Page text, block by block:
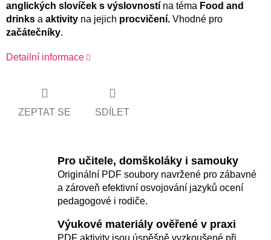
anglických slovíček s výslovností na téma Food and
drinks a aktivity na jejich procvičení. Vhodné pro
začátečníky.
Detailní informace
ZEPTAT SE SDÍLET
Pro učitele, domškoláky i samouky
Originální PDF soubory navržené pro zábavné
a zároveň efektivní osvojování jazyků ocení
pedagogové i rodiče.
Výukové materiály ověřené v praxi
PDF aktivity jsou úspěšně vyzkoušené při